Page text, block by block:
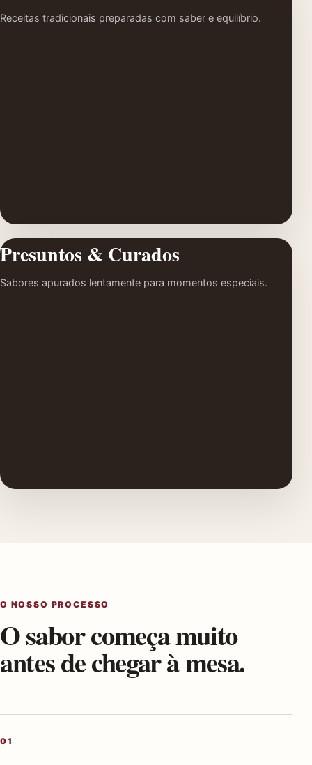
Receitas tradicionais preparadas com saber e equilíbrio.
Presuntos & Curados
Sabores apurados lentamente para momentos especiais.
O NOSSO PROCESSO
O sabor começa muito
antes de chegar à mesa.